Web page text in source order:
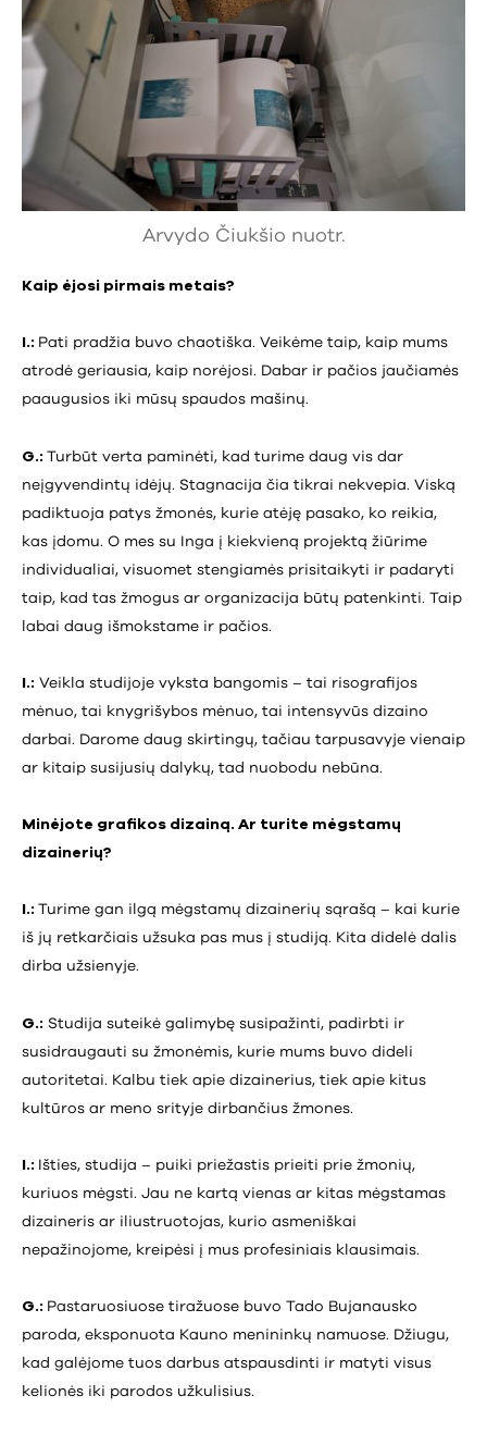
Arvydo Čiukšio nuotr.
Kaip ėjosi pirmais metais?
I.: Pati pradžia buvo chaotiška. Veikėme taip, kaip mums
atrodė geriausia, kaip norėjosi. Dabar ir pačios jaučiamės
paaugusios iki mūsų spaudos mašinų.
G.: Turbūt verta paminėti, kad turime daug vis dar
neįgyvendintų idėjų. Stagnacija čia tikrai nekvepia. Viską
padiktuoja patys žmonės, kurie atėję pasako, ko reikia,
kas įdomu. O mes su Inga į kiekvieną projektą žiūrime
individualiai, visuomet stengiamės prisitaikyti ir padaryti
taip, kad tas žmogus ar organizacija būtų patenkinti. Taip
labai daug išmokstame ir pačios.
I.: Veikla studijoje vyksta bangomis – tai risografijos
mėnuo, tai knygrišybos mėnuo, tai intensyvūs dizaino
darbai. Darome daug skirtingų, tačiau tarpusavyje vienaip
ar kitaip susijusių dalykų, tad nuobodu nebūna.
Minėjote grafikos dizainą. Ar turite mėgstamų
dizainerių?
I.: Turime gan ilgą mėgstamų dizainerių sąrašą – kai kurie
iš jų retkarčiais užsuka pas mus į studiją. Kita didelė dalis
dirba užsienyje.
G.: Studija suteikė galimybę susipažinti, padirbti ir
susidraugauti su žmonėmis, kurie mums buvo dideli
autoritetai. Kalbu tiek apie dizainerius, tiek apie kitus
kultūros ar meno srityje dirbančius žmones.
I.: Išties, studija – puiki priežastis prieiti prie žmonių,
kuriuos mėgsti. Jau ne kartą vienas ar kitas mėgstamas
dizaineris ar iliustruotojas, kurio asmeniškai
nepažinojome, kreipėsi į mus profesiniais klausimais.
G.: Pastaruosiuose tiražuose buvo Tado Bujanausko
paroda, eksponuota Kauno menininkų namuose. Džiugu,
kad galėjome tuos darbus atspausdinti ir matyti visus
kelionės iki parodos užkulisius.